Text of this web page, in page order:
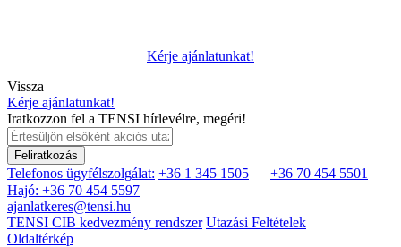
Kérje ajánlatunkat!
Vissza
Kérje ajánlatunkat!
Iratkozzon fel a TENSI hírlevélre, megéri!
Feliratkozás
Telefonos ügyfélszolgálat: +36 1 345 1505
+36 70 454 5501
Hajó: +36 70 454 5597
ajanlatkeres@tensi.hu
TENSI CIB kedvezmény rendszer Utazási Feltételek
Oldaltérkép